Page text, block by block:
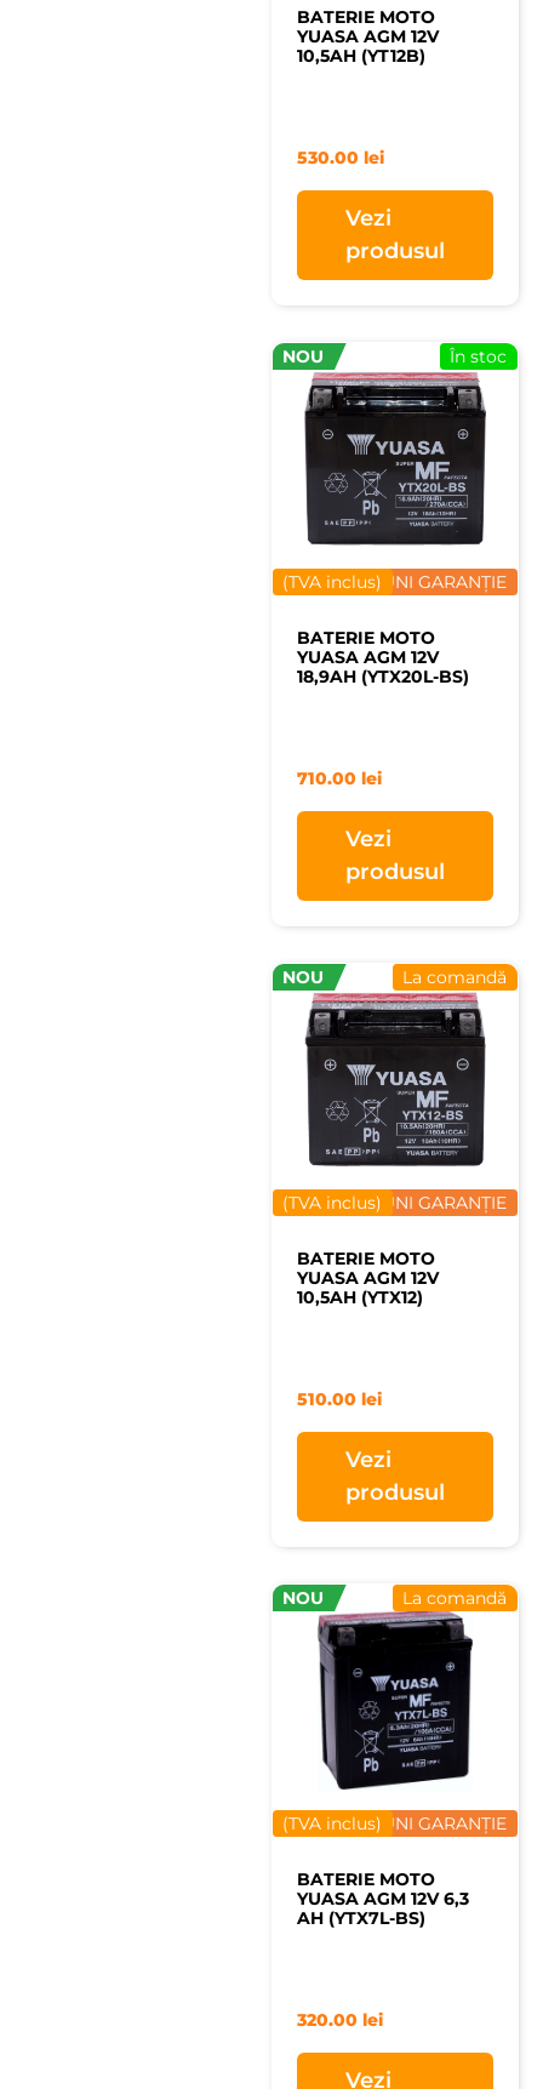
BATERIE MOTO
YUASA AGM 12V
10,5AH (YT12B)
530.00 lei
Vezi
produsul
NOU
12 LUNI GARANȚIE
(TVA inclus)
În stoc
BATERIE MOTO
YUASA AGM 12V
18,9AH (YTX20L-BS)
710.00 lei
Vezi
produsul
NOU
12 LUNI GARANȚIE
La comandă
(TVA inclus)
BATERIE MOTO
YUASA AGM 12V
10,5AH (YTX12)
510.00 lei
Vezi
produsul
NOU
12 LUNI GARANȚIE
La comandă
(TVA inclus)
BATERIE MOTO
YUASA AGM 12V 6,3
AH (YTX7L-BS)
320.00 lei
Vezi